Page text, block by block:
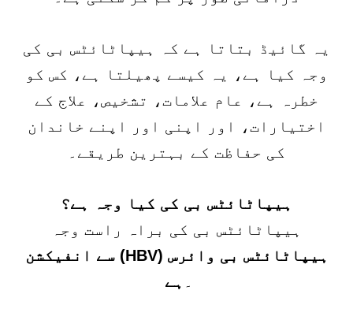
یہ گائیڈ بتاتا ہے کہ ہیپاٹائٹس بی کی
وجہ کیا ہے، یہ کیسے پھیلتا ہے، کس کو
خطرہ ہے، عام علامات، تشخیص، علاج کے
اختیارات، اور اپنی اور اپنے خاندان
کی حفاظت کے بہترین طریقے۔
ہیپاٹائٹس بی کی کیا وجہ ہے؟
ہیپاٹائٹس بی کی براہ راست وجہ
ہیپاٹائٹس بی وائرس (HBV) سے انفیکشن
ہے ۔